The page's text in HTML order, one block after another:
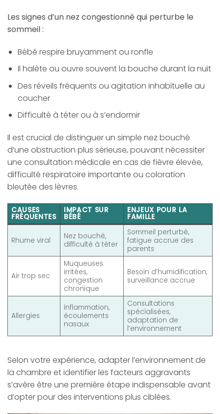
Les signes d’un nez congestionné qui perturbe le
sommeil :
Bébé respire bruyamment ou ronfle
Il halète ou ouvre souvent la bouche durant la nuit
Des réveils fréquents ou agitation inhabituelle au
coucher
Difficulté à téter ou à s’endormir
Il est crucial de distinguer un simple nez bouché
d’une obstruction plus sérieuse, pouvant nécessiter
une consultation médicale en cas de fièvre élevée,
difficulté respiratoire importante ou coloration
bleutée des lèvres.
CAUSES
FRÉQUENTES
IMPACT SUR
BÉBÉ
ENJEUX POUR LA
FAMILLE
Rhume viral
Nez bouché,
difficulté à téter
Sommeil perturbé,
fatigue accrue des
parents
Air trop sec
Muqueuses
irritées,
congestion
chronique
Besoin d’humidification,
surveillance accrue
Allergies
Inflammation,
écoulements
nasaux
Consultations
spécialisées,
adaptation de
l’environnement
Selon votre expérience, adapter l’environnement de
la chambre et identifier les facteurs aggravants
s’avère être une première étape indispensable avant
d’opter pour des interventions plus ciblées.